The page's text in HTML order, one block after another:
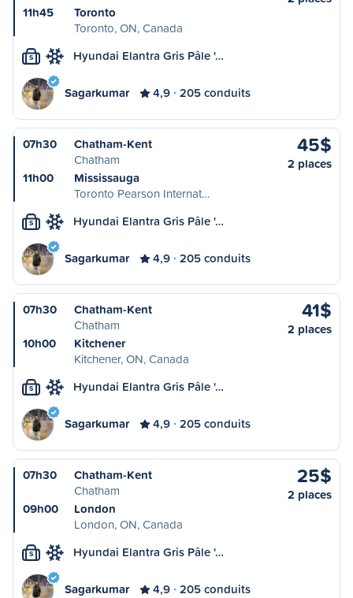
11h45
Toronto
Toronto, ON, Canada
S Hyundai Elantra Gris Pâle '…
Sagarkumar 4,9 205 conduits
07h30
Chatham-Kent
Chatham
11h00
Mississauga
Toronto Pearson Internat…
45$
2 places
S Hyundai Elantra Gris Pâle '…
Sagarkumar 4,9 205 conduits
07h30
Chatham-Kent
Chatham
10h00
Kitchener
Kitchener, ON, Canada
41$
2 places
S Hyundai Elantra Gris Pâle '…
Sagarkumar 4,9 205 conduits
07h30
Chatham-Kent
Chatham
09h00
London
London, ON, Canada
25$
2 places
S Hyundai Elantra Gris Pâle '…
Sagarkumar 4,9 205 conduits